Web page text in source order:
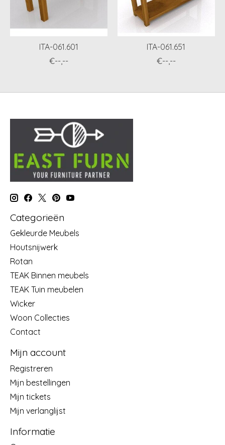
ITA-061.601
€--,--
ITA-061.651
€--,--
Categorieën
Gekleurde Meubels
Houtsnijwerk
Rotan
TEAK Binnen meubels
TEAK Tuin meubelen
Wicker
Woon Collecties
Contact
Mijn account
Registreren
Mijn bestellingen
Mijn tickets
Mijn verlanglijst
Informatie